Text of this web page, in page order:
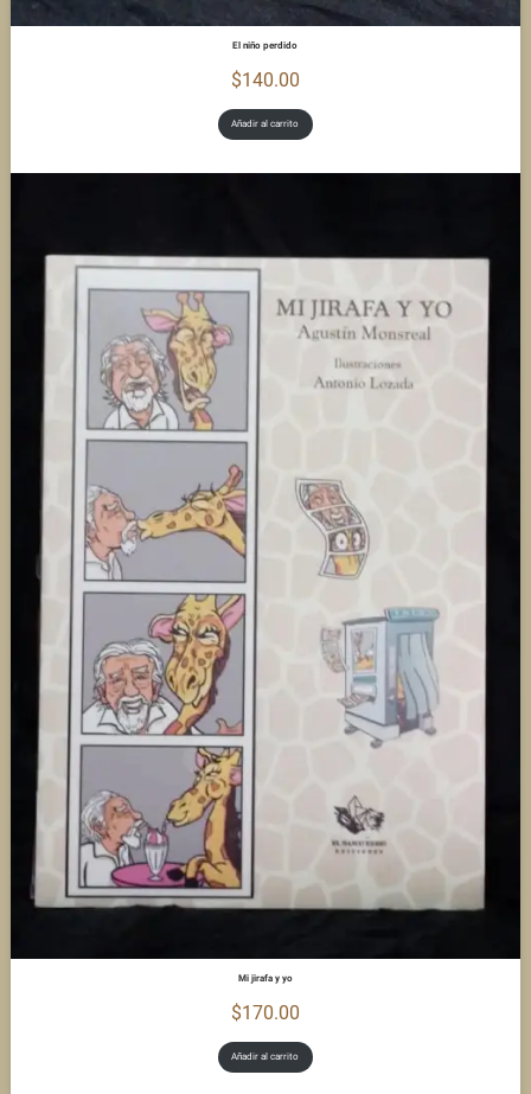
El niño perdido
$140.00
Añadir al carrito
Mi jirafa y yo
$170.00
Añadir al carrito